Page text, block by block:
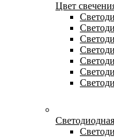
Цвет